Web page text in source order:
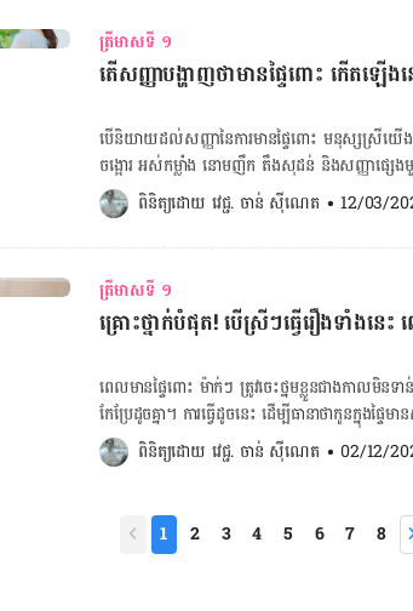
លោក​ថា តាម​ពិត​ទៅ ការ​ដែល​កូន​កើត​មក​មាន​សម្បុ
ម្ដាយ​តែ​ប៉ុណ្ណោះ អាហារ​មិន​អាច​កំណត់​ពណ៌​សម្បុរ​របស់​កូន​យើង​បាន​ឡើយ
ទីនេះ វេជ្ជបណ្ឌិត​រូប​នេះ​បន្ត​ថា ចំពោះ​ស្ត្រី​ពពោះ ការ​ញ៉ាំ​ទឹក​ដោះ​គោ​មិន​អាច​កំណត់​ពណ៌​សម្បុរ​កូន​បាន​ក៏​ពិត​មែន
ប្រយោជន៍​ជា​ច្រើន​ពី​សារធាតុចិញ្ចឹមនៅក្នុងទឹកដោះ​គោ​មាន​ដូច​ជា៖ [embed-health-
ប្រូតេអ៊ីន៖ ជា​សារធាតុ​ចិញ្ចឹម​ចាំ​បាច់​ចំពោះ​មនុស្ស​គ្រប់​
ប្រូតេអ៊ីន ដើម្បី​លូតលាស់ និង​បង្កើត​ជាលិកា​ល្អ​ថ្មី​ៗ​ច្រ
សម្រាប់​ស្ត្រី​ពពោះ ព្រោះ​រាង​កាយ​ម្ដាយ​ត្រូវ​ការ​ជាតិ​ក
ការ​ពង្រឹង​ប្រព័ន្ធ​ភាព​ស៊ាំ​របស់​យើង ជាហេតុ​ជួយ​កម្ចាត់​រា
ត្រីមាសទី ១
តើសញ្ញាបង្ហាញថាមានផ្ទៃពោះ កើតឡ
បើ​និយាយ​ដល់​​សញ្ញា​នៃ​ការ​មាន​ផ្ទៃ​ពោះ មនុស្ស​ស្រី​យើង​ម្
ចង្អោរ អស់កម្លាំង នោម​ញឹក តឹង​សុដន់ និង​សញ្ញា​ផ្សេង​
មាន​ផ្ទៃពោះ​ដំបូង​នេះ​ទេ​។ នៅ​ពេល​ស្រីៗ​យើង​តេស្ត​ដឹង​ថាមាន​ផ្ទៃពោះ តើ​ដឹង​ទេ​ថា​ពេល​ណា​នឹង​ចាប់​ផ្ដើម​មាន​
អាការ​ដូច​ជា​ក្អួត ចង្អោរ ហើមពោះ ទល់លាមក ឬ​អស់កម្ល
ផ្ទៃពោះ​អាច​កើត​មាន​។ ចុចទីនេះ ដើម្បី​គណនាថ្ងៃមេជីវិតញីទុំធ្លាក់! ចុចទីនេះ ដើម្បីគណនាថ្ងៃសម្រាលកូន! ចុច
ទីនេះ ដើម្បីគណនាទម្ងន់ស្ត្រីពពោះ! ចុចទីនេះ ដើម្បីគណនាទម្ងន់ធៀបកម្ពស់ (BMI)! ចុចទីនេះ ដើម្បី​មើល
តារាងកាលវិភាគចាក់វ៉ាក់សាំងទារក! ១. សុដន់​ឡើង​តឹង​ ការ​កើន​ឡើង​អ័រម៉ូន​អឺស្រ្តូហ្សែន និង​ប្រូតេស្តូស្តេរ៉ូន ធ្វើ​ឲ្យ​
ស្រីៗ​យើង​មាន​អារម្មណ៍​ថា​សុដន់​ឈឺ ស្រៀវ និង​ឡើង​តឹង ន
ទៅ​ទៀត​។ ២. ធ្លាក់​ឈាម​តិចៗ និង​ឈឺ​រមួល​ ស្រីៗ​យើង​ខ្លះ​អាច​មាន​ជួប​អាការ​ឈឺ​រមួល​ក្នុង​ពោះ ពេល​ដែល​ស៊ុត​
តោង​ជាប់ទៅ​នឹង​ជញ្ជាំង​ស្បូន។ ស្រីៗ​យើង​ខ្លះ​ទៀត​អា
បាត់​ទៅ​វិញ​ក្នុង​រយៈ​ពេល​មួយ​ថ្ងៃ។ សញ្ញា​នៃការ​តោង​ជ
សប្ដាហ៍​ទី​ប្រាំមួយ ដល់​ទី​១២ បន្ទាប់​ពី​មានការ​បង្ក​កំណើ
ការ​មាន​ផ្ទៃពោះ អាច​ធ្វើ​ឲ្យ​មនុស្ស​ស្រី​យើង​មាន​អាការ
ប្រហែល​ជាមួយ​សប្ដាហ៍ ក្រោយ​មាន​ការ​បង្ក​កំណើត។ អា
ពិនិត្យដោយ វេជ្ជ. ចាន់ ស៊ីណេត • 12/03/
ត្រីមាសទី ១
គ្រោះថ្នាក់បំផុត! បើស្រីៗធ្វើរឿងទាំងន
ពេល​មាន​ផ្ទៃ​ពោះ ម៉ាក់ៗ ត្រូវចេះ​ថ្នមខ្លួន​ជា​ង​កាល​មិន​
កែ​ប្រែ​ដូច​គ្នា។ ការ​ធ្វើ​ដូច​នេះ ដើម្បីធានា​ថាកូន​ក្នុង​
ពិសេស​​ស្រីៗពពោះកូនដំបូង​ កាន់តែ​ត្រូវ​ដឹង​ពីអ្វីយើងមិនគួរ
ភាព​យើង​ និង​កូនក្នុងផ្ទៃ អាចឈានដល់រលូត ឬកើតមកស្
ទៅចុះ! បើសិនគ្នាយើងណាម្នាក់ជក់បារីវិញនោះ ក៏ជាព
សម្រាប់តែ​សុខភាពយើងទេ ក៏ដើម្បីអូនៗមានសុខភាពល្អដ
ពិនិត្យដោយ វេជ្ជ. ចាន់ ស៊ីណេត • 02/12/
1 2 3 4 5 6 7 8